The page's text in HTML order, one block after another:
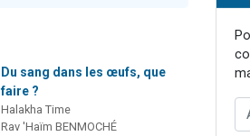
Du sang dans les œufs, que
faire ?
Halakha Time
Rav 'Haïm BENMOCHÉ